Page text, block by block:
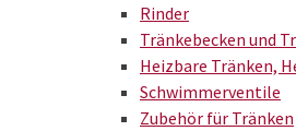
Rinder
Tränkebecken und
Heizbare Tränken,
Schwimmerventile
Zubehör für Tränken